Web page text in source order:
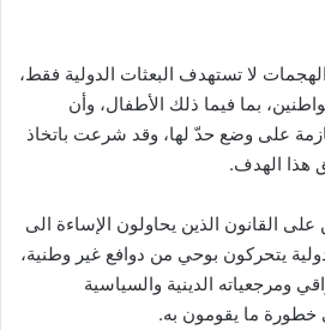
لا تستهدف البعثات الدولية فقط،
بما فيما ذلك الأطفال، وأن
على وضع حدّ لها، وقد شرعت باتخاذ
هذا الهدف.
القانون الذين يحاولون الإساءة الى
يتحركون بوحي من دوافع غير وطنية،
ومرجعياته الدينية والسياسية
خطورة ما يقومون به.